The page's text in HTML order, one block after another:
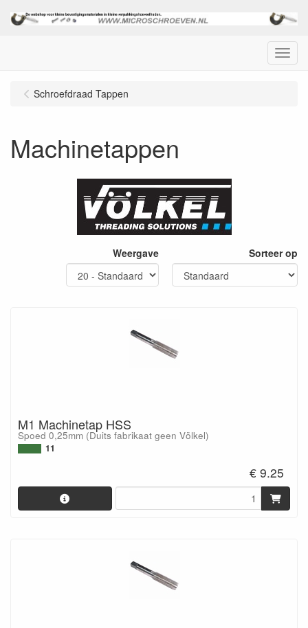
Menu
Schroefdraad Tappen
Machinetappen
Weergave Sorteer op
M1 Machinetap HSS
Spoed 0,25mm (Duits fabrikaat geen Völkel)
11
€ 9.25